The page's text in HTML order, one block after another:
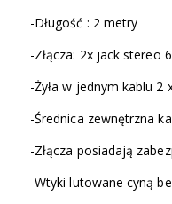
-Długość : 2 metry
-Złącza: 2x jack stereo
-Żyła w jednym kablu 2
-Średnica zewnętrzna
-Złącza posiadają
-Wtyki lutowane cyną